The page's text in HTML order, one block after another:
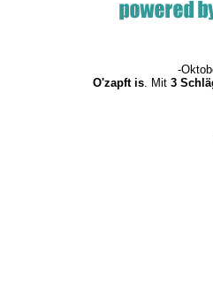
-
O'zapft is. Mit 3